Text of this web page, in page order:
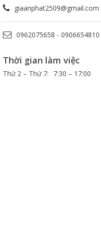
giaanphat2509@gmail.com
0962075658 - 0906654810
Thời gian làm việc
Thứ 2 – Thứ 7: 7:30 – 17:00